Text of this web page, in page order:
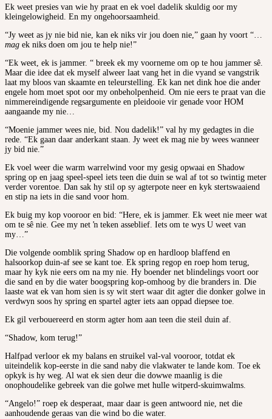
Ek weet presies van wie hy praat en ek voel dadelik skuldig oor my
kleingelowigheid. En my ongehoorsaamheid.
“Jy weet as jy nie bid nie, kan ek niks vir jou doen nie,” gaan hy voort “…
mag ek niks doen om jou te help nie!”
“Ek weet, ek is jammer. “ breek ek my voorneme om op te hou jammer sê.
Maar die idee dat ek myself alweer laat vang het in die vyand se vangstrik
laat my bloos van skaamte en teleurstelling. Ek kan net dink hoe die ander
engele hom moet spot oor my onbeholpenheid. Om nie eers te praat van die
nimmereindigende regsargumente en pleidooie vir genade voor HOM
aangaande my nie…
“Moenie jammer wees nie, bid. Nou dadelik!” val hy my gedagtes in die
rede. “Ek gaan daar anderkant staan. Jy weet ek mag nie by wees wanneer
jy bid nie.”
Ek voel weer die warm warrelwind voor my gesig opwaai en Shadow
spring op en jaag speel-speel iets teen die duin se wal af tot so twintig meter
verder vorentoe. Dan sak hy stil op sy agterpote neer en kyk stertswaaiend
en stip na iets in die sand voor hom.
Ek buig my kop vooroor en bid: “Here, ek is jammer. Ek weet nie meer wat
om te sê nie. Gee my net ŉ teken asseblief. Iets om te wys U weet van
my…”
Die volgende oomblik spring Shadow op en hardloop blaffend en
halsoorkop duin-af see se kant toe. Ek spring regop en roep hom terug,
maar hy kyk nie eers om na my nie. Hy boender net blindelings voort oor
die sand en by die water boogspring kop-omhoog by die branders in. Die
laaste wat ek van hom sien is sy wit stert waar dit agter die donker golwe in
verdwyn soos hy spring en spartel agter iets aan oppad diepsee toe.
Ek gil verbouereerd en storm agter hom aan teen die steil duin af.
“Shadow, kom terug!”
Halfpad verloor ek my balans en struikel val-val vooroor, totdat ek
uiteindelik kop-eerste in die sand naby die vlakwater te lande kom. Toe ek
opkyk is hy weg. Al wat ek sien deur die dowwe maanlig is die
onophoudelike gebreek van die golwe met hulle witperd-skuimwalms.
“Angelo!” roep ek desperaat, maar daar is geen antwoord nie, net die
aanhoudende geraas van die wind bo die water.